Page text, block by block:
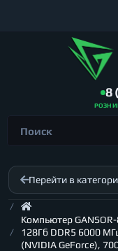
8
Перейти в
Компьютер
128Гб DDR5 6000
(NVIDIA GeForce),